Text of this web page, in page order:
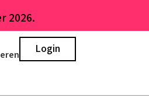
2026.
Login